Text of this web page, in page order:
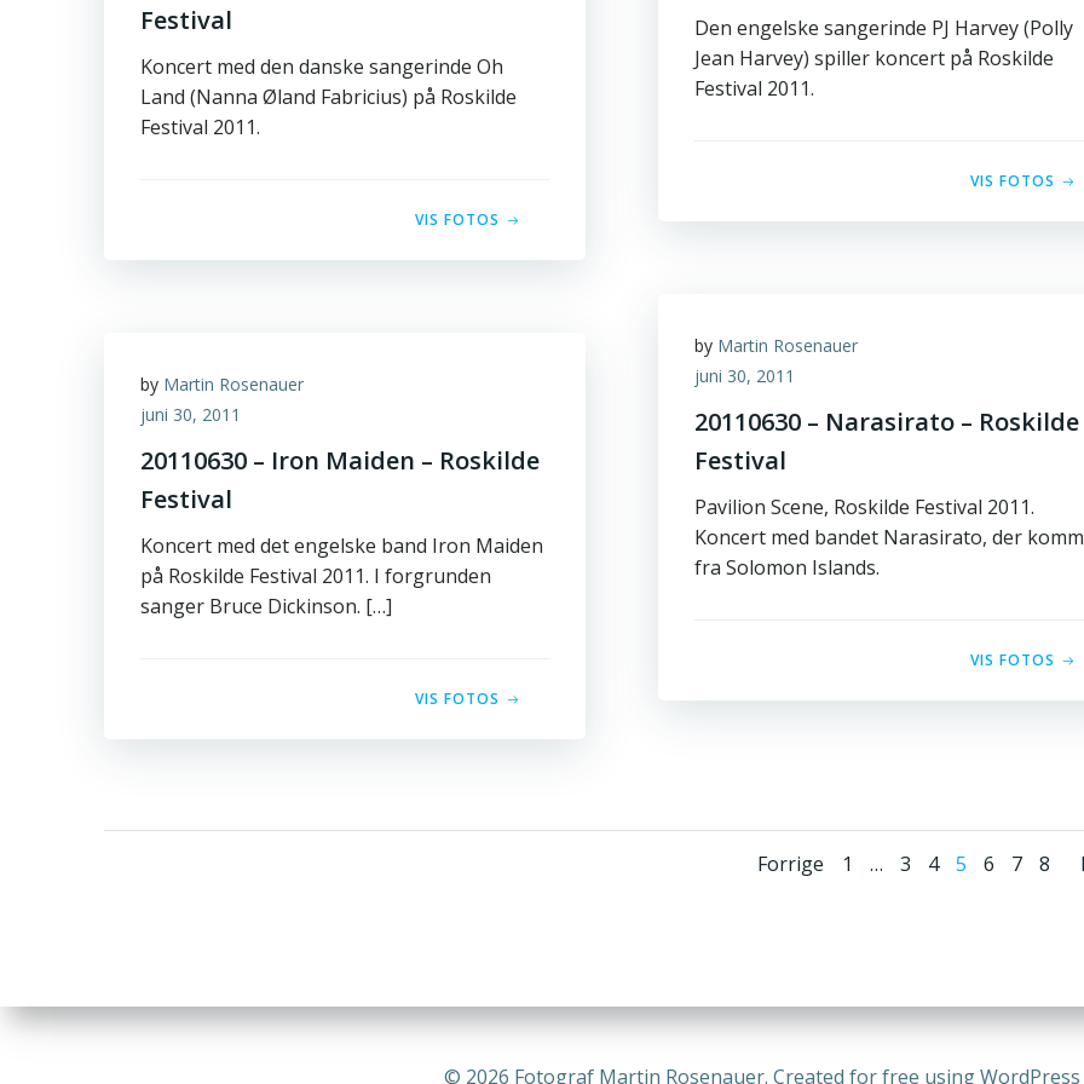
Den engelske sangerinde PJ Harvey (Polly
Jean Harvey) spiller koncert på Roskilde
Festival 2011.
VIS FOTOS
Festival
Koncert med den danske sangerinde Oh
Land (Nanna Øland Fabricius) på Roskilde
Festival 2011.
VIS FOTOS
by Martin Rosenauer
juni 30, 2011
20110630 – Narasirato – Roskilde
Festival
Pavilion Scene, Roskilde Festival 2011.
Koncert med bandet Narasirato, der
fra Solomon Islands.
VIS FOTOS
by Martin Rosenauer
juni 30, 2011
20110630 – Iron Maiden – Roskilde
Festival
Koncert med det engelske band Iron Maiden
på Roskilde Festival 2011. I forgrunden
sanger Bruce Dickinson. […]
VIS FOTOS
Posts
Forrige
Posts
Page
1 … Page
3 Page
4 Page
5 Page
6 Page
7 Page
8
© 2026 Fotograf Martin Rosenauer. Created for free using